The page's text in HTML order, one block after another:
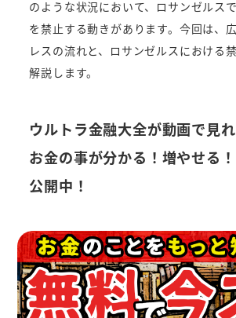
のような状況において、ロサンゼルス
を禁止する動きがあります。今回は、
レスの流れと、ロサンゼルスにおける
解説します。
ウルトラ金融大全が動画で見れ
お金の事が分かる！増やせる
公開中！